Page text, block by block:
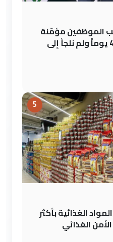
الموظفين مؤمّنة
ولا صحة لتوزيعها كل 40 يوماً ولم نلجأ إلى
5
الغذائية بأكثر